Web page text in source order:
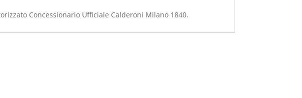
Concessionario Ufficiale Calderoni Milano 1840.